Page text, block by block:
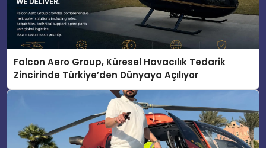
Falcon Aero Group, Küresel Havacılık Tedarik
Zincirinde Türkiye’den Dünyaya Açılıyor